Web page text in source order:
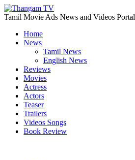
Tamil Movie Ads News and Videos Portal
Home
News
Tamil News
English News
Reviews
Movies
Actress
Actors
Teaser
Trailers
Videos Songs
Book Review